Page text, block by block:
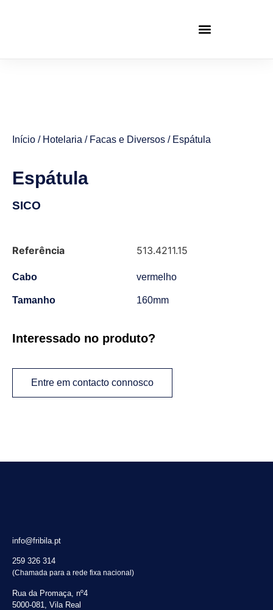
Início / Hotelaria / Facas e Diversos / Espátula
Espátula
SICO
Referência 513.4211.15
Cabo vermelho
Tamanho 160mm
Interessado no produto?
Entre em contacto connosco
info@fribila.pt
259 326 314
(Chamada para a rede fixa nacional)
Rua da Promaça, nº4
5000-081, Vila Real